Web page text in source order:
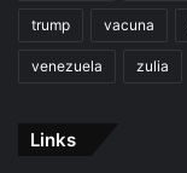
trump vacuna
venezuela zulia
Links